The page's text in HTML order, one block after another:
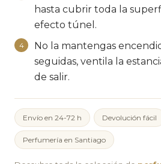
hasta cubrir toda la
efecto túnel.
4
No la mantengas
seguidas, ventila la
de salir.
Envío en 24-72 h Devolución fácil
Perfumería en Santiago